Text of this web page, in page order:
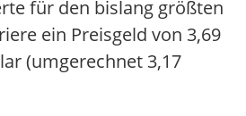
für den bislang größten
ein Preisgeld von 3,69
(umgerechnet 3,17